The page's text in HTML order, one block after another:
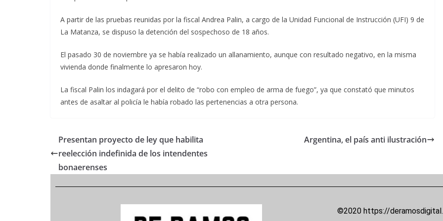
A partir de las pruebas reunidas por la fiscal Andrea Palin, a cargo de la Unidad Funcional de Instrucción (UFI) 9 de
La Matanza, se dispuso la detención del sospechoso de 18 años.
El pasado 30 de noviembre ya se había realizado un allanamiento, aunque con resultado negativo, en la misma
vivienda donde finalmente lo apresaron hoy.
La fiscal Palin los indagará por el delito de “robo con empleo de arma de fuego”, ya que constató que minutos
antes de asaltar al policía le había robado las pertenencias a otra persona.
Presentan proyecto de ley que habilita
reelección indefinida de los intendentes
bonaerenses
Argentina, el país anti ilustración
©2020 https://